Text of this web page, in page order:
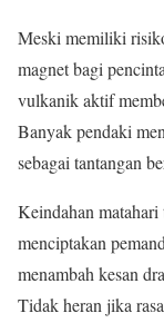
Meski memiliki
magnet bagi
vulkanik aktif
Banyak pendaki
sebagai tantangan
Keindahan
menciptakan
menambah kesan
Tidak heran jika